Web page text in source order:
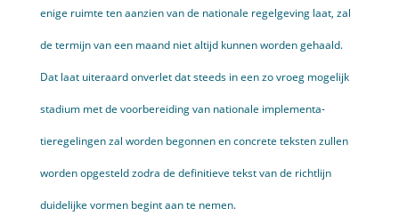
enige ruimte ten aanzien van de nationale regelgeving laat, zal
de termijn van een maand niet altijd kunnen worden gehaald.
Dat laat uiteraard onverlet dat steeds in een zo vroeg mogelijk
stadium met de voorbereiding van nationale implementa­
tieregelingen zal worden begonnen en concrete teksten zullen
worden opgesteld zodra de definitieve tekst van de richtlijn
duidelijke vormen begint aan te nemen.